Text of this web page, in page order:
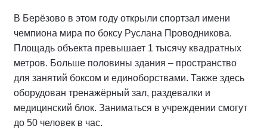
В Берёзово в этом году открыли спортзал имени
чемпиона мира по боксу Руслана Проводникова.
Площадь объекта превышает 1 тысячу квадратных
метров. Больше половины здания – пространство
для занятий боксом и единоборствами. Также здесь
оборудован тренажёрный зал, раздевалки и
медицинский блок. Заниматься в учреждении смогут
до 50 человек в час.